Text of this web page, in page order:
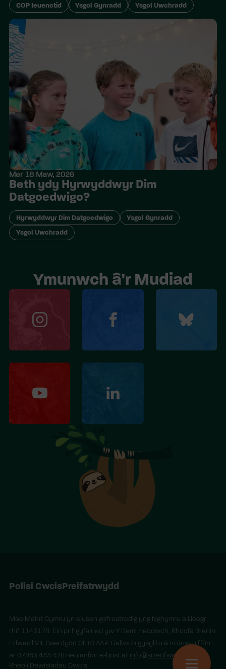
COP Ieuenctid Ysgol Gynradd Ysgol Uwchradd
Mer 18 Maw, 2026
Beth ydy Hyrwyddwyr Dim
Datgoedwigo?
Hyrwyddwyr Dim Datgoedwigo Ysgol Gynradd
Ysgol Uwchradd
Ymunwch â'r Mudiad
Polisi CwcisPreifatrwydd
Mae Maint Cymru yn elusen gofrestredig yng Nghymru a Lloegr
rhif 1143178. Ein prif gyfeiriad yw Y Deml Heddwch, Rhodfa Brenin
Edward VII, Caerdydd CF10 3AP. Gallwch gysylltu â ni dros y ffôn
ar 07863 433 478 neu anfon e-bost at info@sizeofwales.org.uk
Rheoli Dewisiadau Cwcis